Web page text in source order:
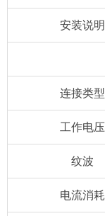
安装说明
连接类型
工作电压
纹波
电流消耗